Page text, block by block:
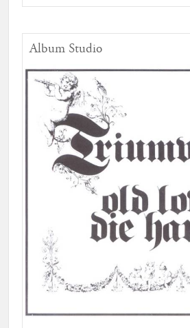
Album Studio